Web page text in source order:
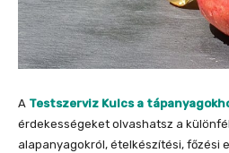
A Testszerviz Kulcs a
érdekességeket olvashatsz a
alapanyagokról, ételkészítési, főzési